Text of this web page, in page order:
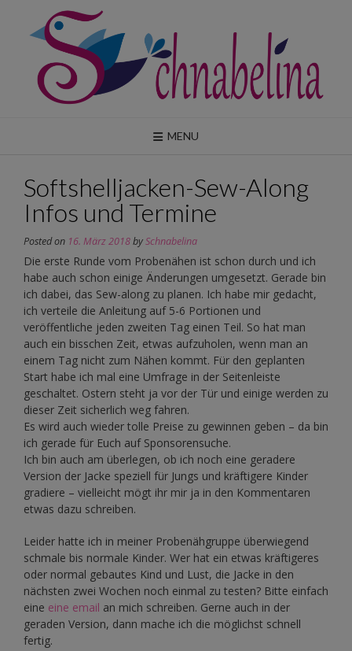
content
MENU
Softshelljacken-Sew-Along
Infos und Termine
Posted on 16. März 2018bySchnabelina
Die erste Runde vom Probenähen ist schon durch und ich
habe auch schon einige Änderungen umgesetzt. Gerade bin
ich dabei, das Sew-along zu planen. Ich habe mir gedacht,
ich verteile die Anleitung auf 5-6 Portionen und
veröffentliche jeden zweiten Tag einen Teil. So hat man
auch ein bisschen Zeit, etwas aufzuholen, wenn man an
einem Tag nicht zum Nähen kommt. Für den geplanten
Start habe ich mal eine Umfrage in der Seitenleiste
geschaltet. Ostern steht ja vor der Tür und einige werden zu
dieser Zeit sicherlich weg fahren.
Es wird auch wieder tolle Preise zu gewinnen geben – da bin
ich gerade für Euch auf Sponsorensuche.
Ich bin auch am überlegen, ob ich noch eine geradere
Version der Jacke speziell für Jungs und kräftigere Kinder
gradiere – vielleicht mögt ihr mir ja in den Kommentaren
etwas dazu schreiben.
Leider hatte ich in meiner Probenähgruppe überwiegend
schmale bis normale Kinder. Wer hat ein etwas kräftigeres
oder normal gebautes Kind und Lust, die Jacke in den
nächsten zwei Wochen noch einmal zu testen? Bitte einfach
eine eine email an mich schreiben. Gerne auch in der
geraden Version, dann mache ich die möglichst schnell
fertig.